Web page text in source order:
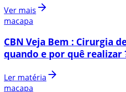
Ver mais
macapa
CBN Veja Bem : Cirurgia
quando e por quê realizar
Ler matéria
macapa